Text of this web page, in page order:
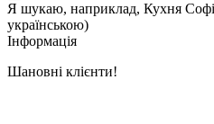
Я шукаю, наприклад, Кухня
українською)
Інформація
Шановні клієнти!